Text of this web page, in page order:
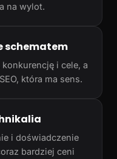
na wylot.
schematem
i cele, a
która ma sens.
i doświadczenie
bardziej ceni